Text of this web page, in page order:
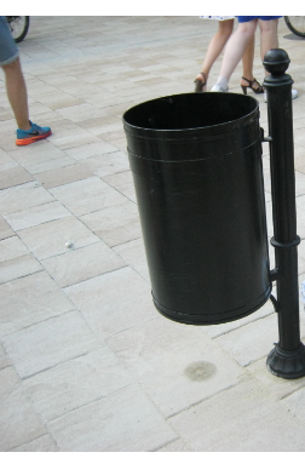
img_2944.jpg